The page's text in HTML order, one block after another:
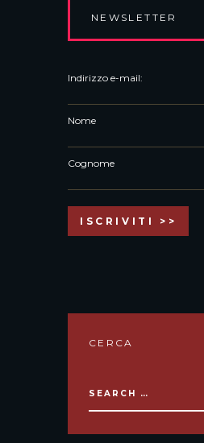
NEWSLETTER
Indirizzo e-mail:
Nome
Cognome
CERCA